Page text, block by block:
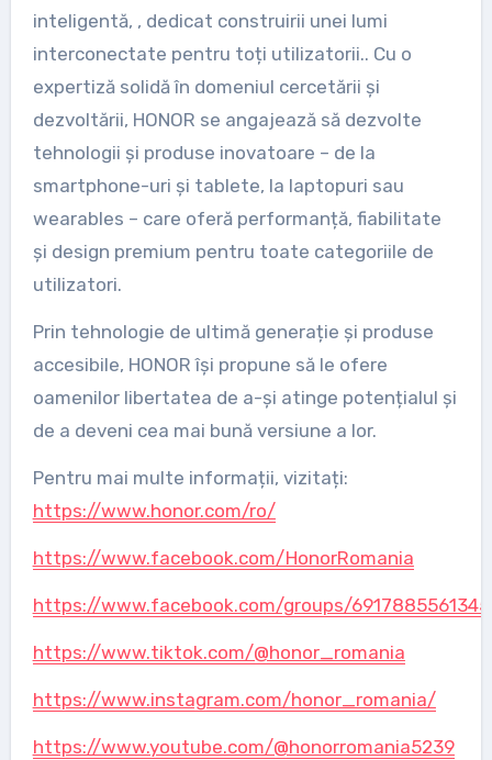
inteligentă, , dedicat construirii unei lumi
interconectate pentru toți utilizatorii.. Cu o
expertiză solidă în domeniul cercetării și
dezvoltării, HONOR se angajează să dezvolte
tehnologii și produse inovatoare – de la
smartphone-uri și tablete, la laptopuri sau
wearables – care oferă performanță, fiabilitate
și design premium pentru toate categoriile de
utilizatori.
Prin tehnologie de ultimă generație și produse
accesibile, HONOR își propune să le ofere
oamenilor libertatea de a-și atinge potențialul și
de a deveni cea mai bună versiune a lor.
Pentru mai multe informații, vizitați:
https://www.honor.com/ro/
https://www.facebook.com/HonorRomania
https://www.facebook.com/groups/
https://www.tiktok.com/@honor_romania
https://www.instagram.com/honor_romania/
https://www.youtube.com/@honorromania5239